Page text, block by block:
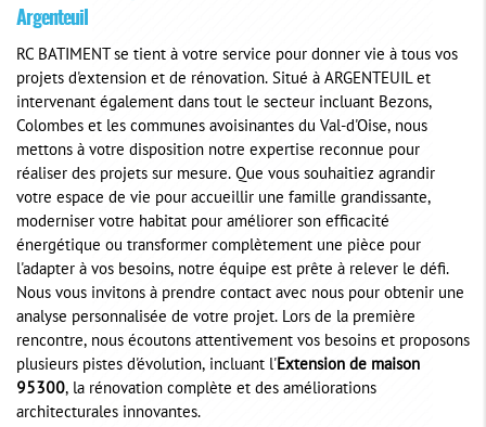
Argenteuil
RC BATIMENT se tient à votre service pour donner vie à tous vos
projets d'extension et de rénovation. Situé à ARGENTEUIL et
intervenant également dans tout le secteur incluant Bezons,
Colombes et les communes avoisinantes du Val-d'Oise, nous
mettons à votre disposition notre expertise reconnue pour
réaliser des projets sur mesure. Que vous souhaitiez agrandir
votre espace de vie pour accueillir une famille grandissante,
moderniser votre habitat pour améliorer son efficacité
énergétique ou transformer complètement une pièce pour
l'adapter à vos besoins, notre équipe est prête à relever le défi.
Nous vous invitons à prendre contact avec nous pour obtenir une
analyse personnalisée de votre projet. Lors de la première
rencontre, nous écoutons attentivement vos besoins et proposons
plusieurs pistes d'évolution, incluant l' Extension de maison
95300, la rénovation complète et des améliorations
architecturales innovantes.